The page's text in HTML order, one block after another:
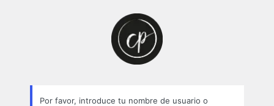
Por favor, introduce tu nombre de usuario o